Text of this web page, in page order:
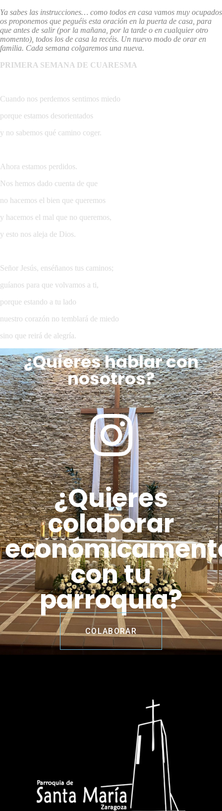
Ya sabes las instrucciones… como todos en casa vamos muy ocupados
os proponemos que peguéis esta oración en la puerta de casa, para
que antes de salir (por la mañana, por la tarde o en cualquier otro
momento), todos los de casa la recéis. Un nuevo modo de orar en
familia. Cada semana colgaremos una nueva.
PRIMERA SEMANA DE CUARESMA
Cuando nos perdemos sentimos miedo
porque estamos desorientados
y no sabemos qué camino coger.
Ahora estamos perdidos.
Nos hemos dado cuenta de que
no hacemos el bien que queremos
y hacemos el mal que no queremos,
y esto nos aleja de Dios.
Señor Jesús, enséñanos tus caminos;
guíanos para que volvamos a ti,
porque estando a tu lado
nuestro corazón no temblará de miedo
sino que reirá de alegría.
¿Quieres hablar con
nosotros?
¿Quieres
colaborar
con tu
parroquia?
COLABORAR